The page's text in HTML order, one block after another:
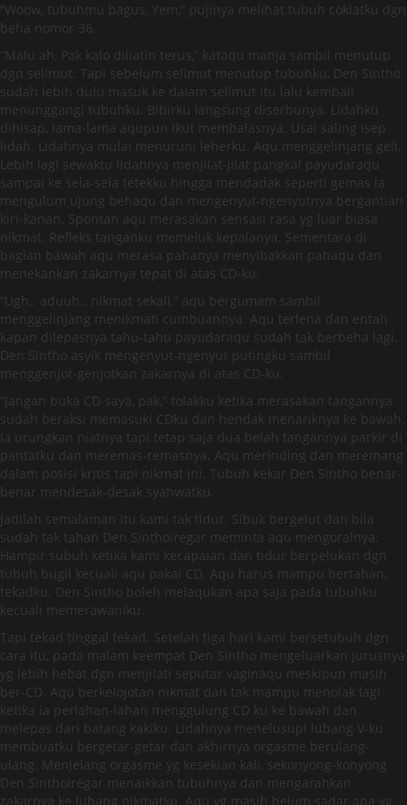
“Woow, tubuhmu bagus, Yem,” pujinya melihat tubuh coklatku dgn
beha nomor 36.
“Malu ah, Pak kalo diliatin terus,” kataqu manja sambil menutup
dgn selimut. Tapi sebelum selimut menutup tubuhku, Den Sintho
sudah lebih dulu masuk ke dalam selimut itu lalu kembali
menunggangi tubuhku. Bibirku langsung diserbunya. Lidahku
dihisap, lama-lama aqupun ikut membalasnya. Usai saling isep
lidah. Lidahnya mulai menuruni leherku. Aqu menggelinjang geli.
Lebih lagi sewaktu lidahnya menjilat-jilat pangkal payudaraqu
sampai ke sela-sela tetekku hingga mendadak seperti gemas ia
mengulum ujung behaqu dan mengenyut-ngenyutnya bergantian
kiri-kanan. Spontan aqu merasakan sensasi rasa yg luar biasa
nikmat. Refleks tanganku memeluk kepalanya. Sementara di
bagian bawah aqu merasa pahanya menyibakkan pahaqu dan
menekankan zakarnya tepat di atas CD-ku.
“Ugh.. aduuh.. nikmat sekali,” aqu bergumam sambil
menggelinjang menikmati cumbuannya. Aqu terlena dan entah
kapan dilepasnya tahu-tahu payudaraqu sudah tak berbeha lagi.
Den Sintho asyik mengenyut-ngenyut putingku sambil
menggenjot-genjotkan zakarnya di atas CD-ku.
“Jangan buka CD saya, pak,” tolakku ketika merasakan tangannya
sudah beraksi memasuki CDku dan hendak menariknya ke bawah.
Ia urungkan niatnya tapi tetap saja dua belah tangannya parkir di
pantatku dan meremas-remasnya. Aqu merinding dan meremang
dalam posisi kritis tapi nikmat ini. Tubuh kekar Den Sintho benar-
benar mendesak-desak syahwatku.
Jadilah semalaman itu kami tak tidur. Sibuk bergelut dan bila
sudah tak tahan Den Sinthoiregar meminta aqu mengoralnya.
Hampir subuh ketika kami kecapaian dan tidur berpelukan dgn
tubuh bugil kecuali aqu pakai CD. Aqu harus mampu bertahan,
tekadku. Den Sintho boleh melaqukan apa saja pada tubuhku
kecuali memerawaniku.
Tapi tekad tinggal tekad. Setelah tiga hari kami bersetubuh dgn
cara itu, pada malam keempat Den Sintho mengeluarkan jurusnya
yg lebih hebat dgn menjilati seputar vaginaqu meskipun masih
ber-CD. Aqu berkelojotan nikmat dan tak mampu menolak lagi
ketika ia perlahan-lahan menggulung CD ku ke bawah dan
melepas dari batang kakiku. Lidahnya menelusupi lubang V-ku
membuatku bergetar-getar dan akhirnya orgasme berulang-
ulang. Menjelang orgasme yg kesekian kali, sekonyong-konyong
Den Sinthoiregar menaikkan tubuhnya dan mengarahkan
zakarnya ke lubang nikmatku. Aqu yg masih belum sadar apa yg